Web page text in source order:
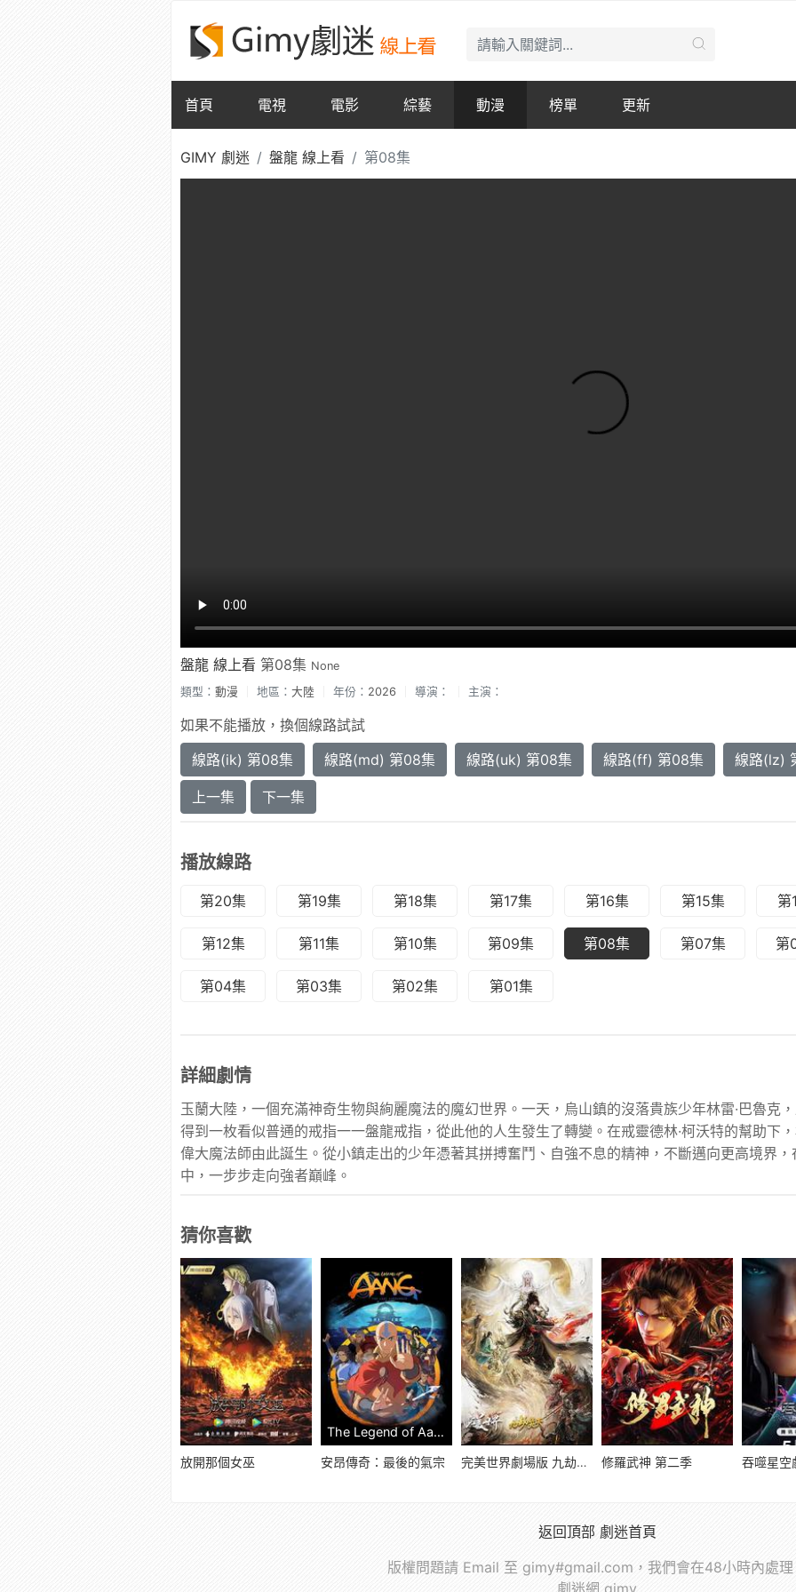
首頁 電視 電影 綜藝 動漫 榜單 更新
GIMY 劇迷 盤龍 線上看 第08集
盤龍 線上看 第08集 None
類型： 動漫 地區： 大陸 年份： 2026 導演： 主演：
如果不能播放，換個線路試試
線路(ik) 第08集
線路(md) 第08集 線路(uk) 第08集 線路(ff) 第08集 線路(lz)
上一集 下一集
播放線路
第20集 第19集 第18集 第17集 第16集 第15集 第
第12集 第11集 第10集 第09集 第08集 第07集 第
第04集 第03集 第02集 第01集
詳細劇情
玉蘭大陸，一個充滿神奇生物與絢麗魔法的魔幻世界。一天，烏山鎮的沒落貴族少年林雷·巴魯克
得到一枚看似普通的戒指一一盤龍戒指，從此他的人生發生了轉變。在戒靈德林·柯沃特的幫助下
偉大魔法師由此誕生。從小鎮走出的少年憑著其拼搏奮鬥、自強不息的精神，不斷邁向更高境界
中，一步步走向強者巔峰。
猜你喜歡
放開那個女巫
The Legend of Aang: The Last Airbender 線上看
安昂傳奇：最後的氣宗
完美世界劇場版 九劫焚天 修羅武神 第二季
返回頂部 劇迷首頁
版權問題請 Email 至 gimy#gmail.com，我們會在48小時內處理